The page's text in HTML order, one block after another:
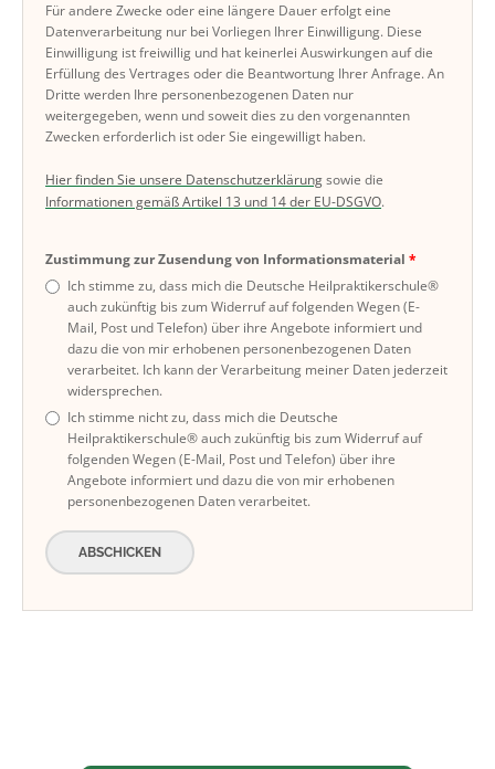
Für andere Zwecke oder eine längere Dauer erfolgt eine
Datenverarbeitung nur bei Vorliegen Ihrer Einwilligung. Diese
Einwilligung ist freiwillig und hat keinerlei Auswirkungen auf die
Erfüllung des Vertrages oder die Beantwortung Ihrer Anfrage. An
Dritte werden Ihre personenbezogenen Daten nur
weitergegeben, wenn und soweit dies zu den vorgenannten
Zwecken erforderlich ist oder Sie eingewilligt haben.
Hier finden Sie unsere Datenschutzerklärungsowie die
Informationen gemäß Artikel 13 und 14 der EU-DSGVO.
Zustimmung zur Zusendung von Informationsmaterial
Ich stimme zu, dass mich die Deutsche Heilpraktikerschule®
auch zukünftig bis zum Widerruf auf folgenden Wegen (E-
Mail, Post und Telefon) über ihre Angebote informiert und
dazu die von mir erhobenen personenbezogenen Daten
verarbeitet. Ich kann der Verarbeitung meiner Daten jederzeit
widersprechen.
Ich stimme nicht zu, dass mich die Deutsche
Heilpraktikerschule® auch zukünftig bis zum Widerruf auf
folgenden Wegen (E-Mail, Post und Telefon) über ihre
Angebote informiert und dazu die von mir erhobenen
personenbezogenen Daten verarbeitet.
ABSCHICKEN